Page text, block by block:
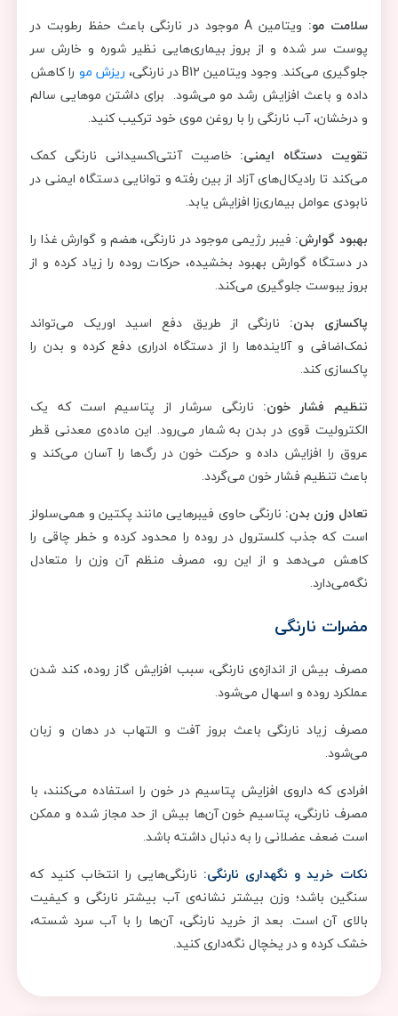
سلامت مو:
ویتامین A موجود در نارنگی باعث حفظ رطوبت در
پوست سر شده و از بروز بیماری‌هایی نظیر شوره و خارش سر
جلوگیری می‌کند. وجود ویتامین‌ B12 در نارنگی،
ریزش مو را کاهش
داده و باعث افزایش رشد مو می‌شود. برای داشتن موهایی سالم
و درخشان، آب نارنگی را با روغن موی خود ترکیب کنید.
تقویت دستگاه ایمنی:خاصیت آنتی‌اکسیدانی نارنگی کمک
می‌کند تا رادیکال‌های آزاد از بین رفته و توانایی دستگاه ایمنی در
نابودی عوامل بیماری‌زا افزایش یابد.
بهبود گوارش: فیبر رژیمی موجود در نارنگی، هضم و گوارش غذا را
در دستگاه گوارش بهبود بخشیده، حرکات روده را زیاد کرده و از
بروز یبوست جلوگیری می‌کند.
پاکسازی بدن: نارنگی از طریق دفع اسید اوریک می‌تواند
نمک‌اضافی و آلاینده‌ها را از دستگاه ادراری دفع کرده و بدن را
پاکسازی کند.
تنظیم فشار خون: نارنگی سرشار از پتاسیم است که یک
الکترولیت قوی در بدن به شمار می‌رود. این ماده‌ی معدنی قطر
عروق را افزایش داده و حرکت خون در رگ‌ها را آسان می‌کند و
باعث تنظیم فشار خون می‌گردد.
تعادل وزن بدن: نارنگی حاوی فیبرهایی مانند پکتین و همی‌سلولز
است که جذب کلسترول در روده را محدود کرده و خطر چاقی را
کاهش می‌دهد و از این رو، مصرف منظم آن وزن را متعادل
نگه‌می‌دارد.
مضرات نارنگی
مصرف بیش از اندازه‌ی نارنگی، سبب افزایش گاز روده، کند شدن
عملکرد روده و اسهال می‌شود.
مصرف زیاد نارنگی باعث بروز آفت و التهاب در دهان و زبان
می‌شود.
افرادی که داروی افزایش پتاسیم در خون را استفاده می‌کنند، با
مصرف نارنگی، پتاسیم خون آن‌ها بیش از حد مجاز شده و ممکن
است ضعف عضلانی را به دنبال داشته باشد.
نکات خرید و نگهداری نارنگی: نارنگی‌هایی را انتخاب کنید که
سنگین باشد؛ وزن بیشتر نشانه‌ی آب بیشتر نارنگی و کیفیت
بالای آن است. بعد از خرید نارنگی، آن‌ها را با آب سرد شسته،
خشک کرده و در یخچال نگه‌داری کنید.